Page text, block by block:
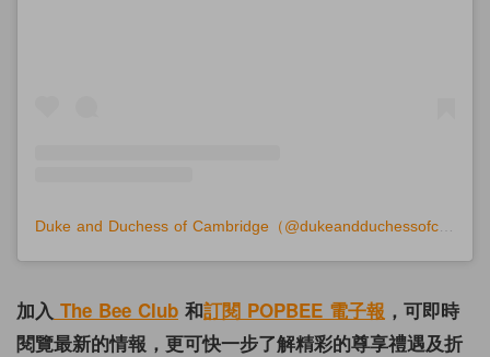
加入 The Bee Club 和訂閱 POPBEE 電子報 ，可即時
閱覽最新的情報，更可快一步了解精彩的尊享禮遇及折